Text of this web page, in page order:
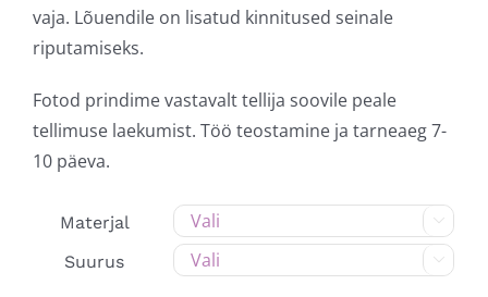
vaja. Lõuendile on lisatud kinnitused seinale
riputamiseks.
Fotod prindime vastavalt tellija soovile peale
tellimuse laekumist. Töö teostamine ja tarneaeg 7-
10 päeva.
Materjal 
Suurus 